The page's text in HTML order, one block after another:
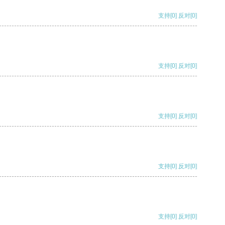
支持[0] 反对[0]
支持[0] 反对[0]
支持[0] 反对[0]
支持[0] 反对[0]
支持[0] 反对[0]